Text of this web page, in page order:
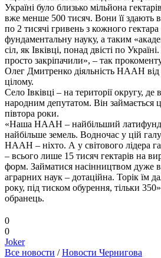
Україні було близько мільйона
вже менше 500 тисяч. Вони її здають
по 2 тисячі гривень з кожного
фундаментальну науку, а таким
сіл, як Івківці, понад двісті по
просто закріпачили», – так
Олег Дмитренко діяльність НААН від
цілому.
Село Івківці – на території округу, де
народним депутатом. Він займається
півтора роки.
«Наша НААН – найбільший
найбільше земель. Водночас у цій
НААН – ніхто. А у світового лідера
– всього лише 15 тисяч гектарів на
форм. Займатися насінництвом дуже
аграрних наук – дотаційна. Торік їм
року, під тиском обурення, тільки
обранець.
0
0
Joker
Все новости /Новости Чернигова